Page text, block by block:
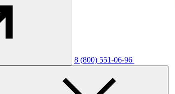
8 (800) 551-06-96